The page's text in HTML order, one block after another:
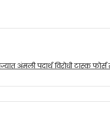
अंमली पदार्थ विरोधी टास्क